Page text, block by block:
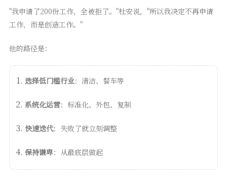
"我申请了200份工作，全被拒了。"杜安说，"所以我决定不再申请
工作，而是创造工作。"
他的路径是：
选择低门槛行业：清洁、餐车等
系统化运营：标准化、外包、复制
快速迭代：失败了就立刻调整
保持谦卑：从最底层做起